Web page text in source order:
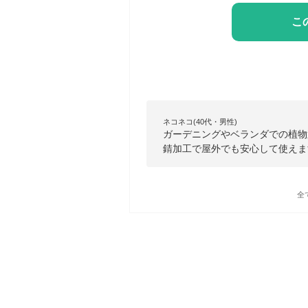
こ
ネコネコ(40代・男性)
ガーデニングやベランダでの植
錆加工で屋外でも安心して使え
全